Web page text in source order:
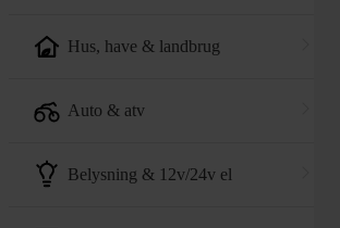
hus, have & landbrug
auto & atv
belysning & 12v/24v el